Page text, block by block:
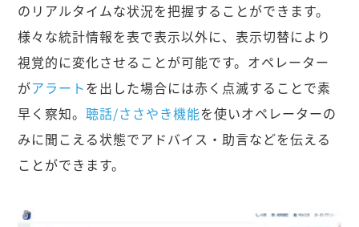
のリアルタイムな状況を把握することができます。
様々な統計情報を表で表示以外に、表示切替により
視覚的に変化させることが可能です。オペレーター
がアラートを出した場合には赤く点滅することで素
早く察知。聴話/ささやき機能を使いオペレーターの
みに聞こえる状態でアドバイス・助言などを伝える
ことができます。